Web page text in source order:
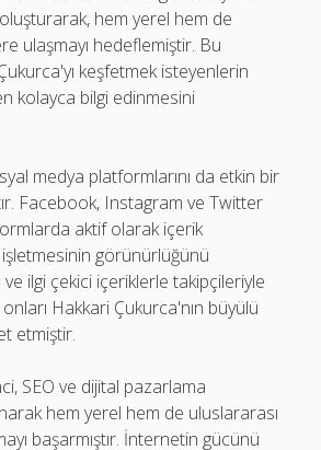
hem yerel hem de
ulaşmayı hedeflemiştir. Bu
keşfetmek isteyenlerin
kolayca bilgi edinmesini
medya platformlarını da etkin bir
Facebook, Instagram ve Twitter
aktif olarak içerik
görünürlüğünü
ve ilgi çekici içeriklerle takipçileriyle
Hakkari Çukurca'nın büyülü
etmiştir.
SEO ve dijital pazarlama
hem yerel hem de uluslararası
başarmıştır. İnternetin gücünü